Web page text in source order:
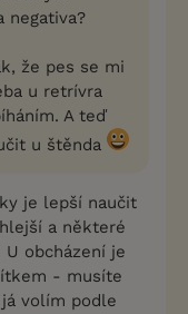
negativa?
že pes se mi
u retrívra
A teď
u štěnda
je lepší naučit
a některé
obcházení je
- musíte
volím podle